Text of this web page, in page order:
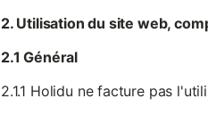
2. Utilisation du site web,
2.1 Général
2.1.1 Holidu ne facture pas